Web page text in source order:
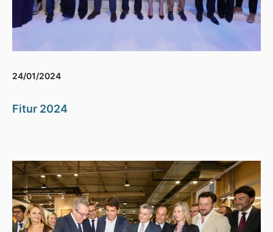
24/01/2024
Fitur 2024